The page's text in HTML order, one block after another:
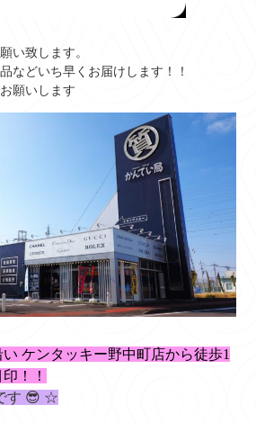
い致します。
などいち早くお届けします！！
願いします
ケンタッキー野中町店から徒歩1
！！
す 😎 ☆